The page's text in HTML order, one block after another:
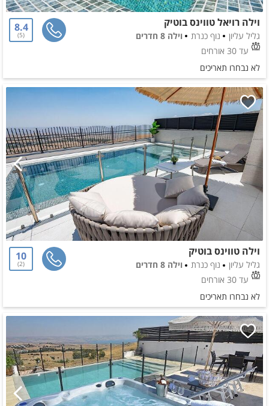
וילה רויאל טווינס בוטיק
גליל עליון נוף כנרת
וילה 8 חדרים
עד 30 אורחים
8.4
5
לא נבחרו תאריכים
וילה טווינס בוטיק
גליל עליון נוף כנרת
וילה 8 חדרים
עד 30 אורחים
10
2
לא נבחרו תאריכים